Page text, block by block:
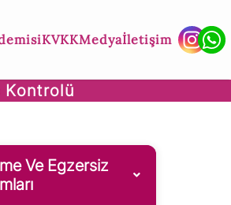
KVKKMedyaİletişim
Kontrolü
Ve Egzersiz